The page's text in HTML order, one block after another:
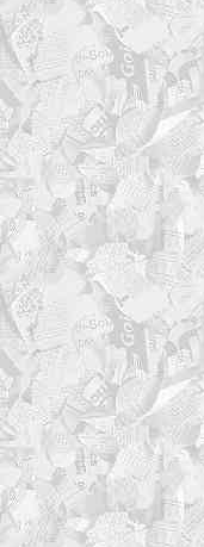
local
#
's/
local
local
((
local
local